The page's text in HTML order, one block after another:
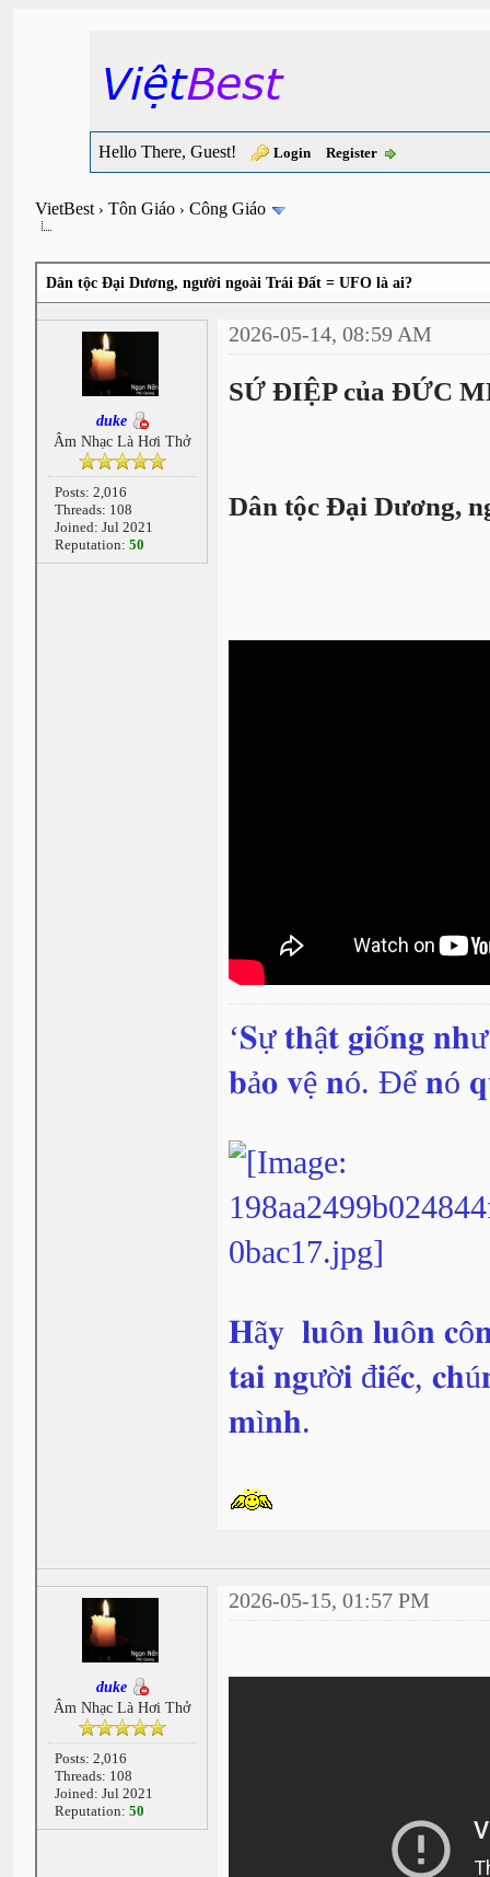
Hello There, Guest! Login Register
VietBest›Tôn Giáo ›Công Giáo
Dân tộc Đại Dương, người ngoài Trái Đất = UFO là ai?
duke
Âm Nhạc Là Hơi Thở
Posts: 2,016
Threads: 108
Joined: Jul 2021
Reputation: 50
2026-05-14, 08:59 AM
SỨ ĐIỆP của ĐỨC
Dân tộc Đại Dương,
‘𝐒ự 𝐭𝐡ậ𝐭 𝐠𝐢ố𝐧𝐠
𝐛ả𝐨 𝐯ệ 𝐧ó. Để 𝐧ó
𝐇ã𝐲 𝐥𝐮ô𝐧 𝐥𝐮ô𝐧
𝐭𝐚𝐢 𝐧𝐠ườ𝐢 đ𝐢ế𝐜,
𝐦ì𝐧𝐡.
duke
Âm Nhạc Là Hơi Thở
Posts: 2,016
Threads: 108
Joined: Jul 2021
Reputation: 50
2026-05-15, 01:57 PM